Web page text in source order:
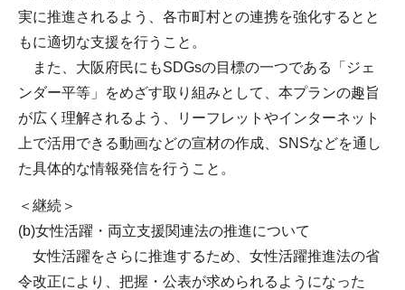
実に推進されるよう、各市町村との連携を強化するとと
もに適切な支援を行うこと。
また、大阪府民にもSDGsの目標の一つである「ジェ
ンダー平等」をめざす取り組みとして、本プランの趣旨
が広く理解されるよう、リーフレットやインターネット
上で活用できる動画などの宣材の作成、SNSなどを通し
た具体的な情報発信を行うこと。
＜継続＞
(b)女性活躍・両立支援関連法の推進について
女性活躍をさらに推進するため、女性活躍推進法の省
令改正により、把握・公表が求められるようになった